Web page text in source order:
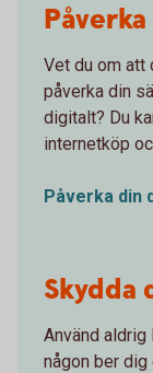
Vet du om att
påverka din
digitalt? Du
internetköp
Påverka din
Skydda
Använd
någon ber dig